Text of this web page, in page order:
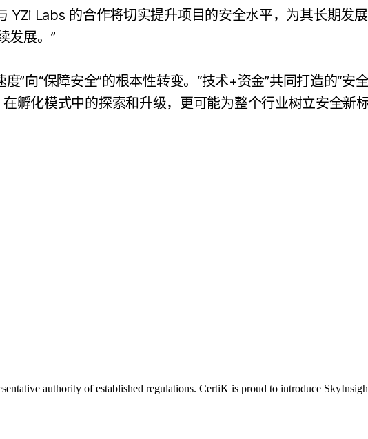
Labs 的合作将切实提升项目的安全水平，为其长期发展
发展。”
向“保障安全”的根本性转变。“技术+资金”共同打造的“安
孵化模式中的探索和升级，更可能为整个行业树立安全新标
authority of established regulations. CertiK is proud to introduce